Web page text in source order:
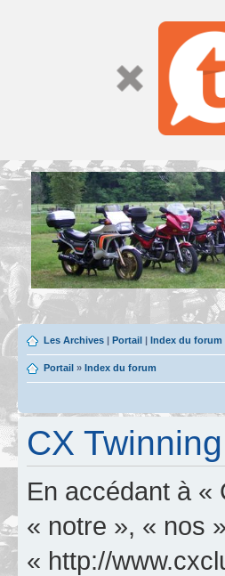
Les Archives | Portail | Index du forum
Portail » Index du forum
CX
En accédant à «
« notre », « nos
« http://